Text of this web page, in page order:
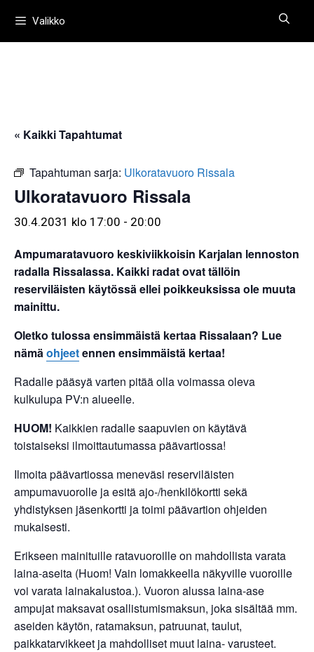
sisältöönValikko
« Kaikki Tapahtumat
Tapahtuman sarja: Ulkoratavuoro Rissala
Ulkoratavuoro Rissala
30.4.2031 klo 17:00 - 20:00
Ampumaratavuoro keskiviikkoisin Karjalan lennoston
radalla Rissalassa. Kaikki radat ovat tällöin
reserviläisten käytössä ellei poikkeuksissa ole muuta
mainittu.
Oletko tulossa ensimmäistä kertaa Rissalaan? Lue
nämäohjeetennen ensimmäistä kertaa!
Radalle pääsyä varten pitää olla voimassa oleva
kulkulupa PV:n alueelle.
HUOM! Kaikkien radalle saapuvien on käytävä
toistaiseksi ilmoittautumassa päävartiossa!
Ilmoita päävartiossa meneväsi reserviläisten
ampumavuorolle ja esitä ajo-/henkilökortti sekä
yhdistyksen jäsenkortti ja toimi päävartion ohjeiden
mukaisesti.
Erikseen mainituille ratavuoroille on mahdollista varata
laina-aseita (Huom! Vain lomakkeella näkyville vuoroille
voi varata lainakalustoa.). Vuoron alussa laina-ase
ampujat maksavat osallistumismaksun, joka sisältää mm.
aseiden käytön, ratamaksun, patruunat, taulut,
paikkatarvikkeet ja mahdolliset muut laina- varusteet.